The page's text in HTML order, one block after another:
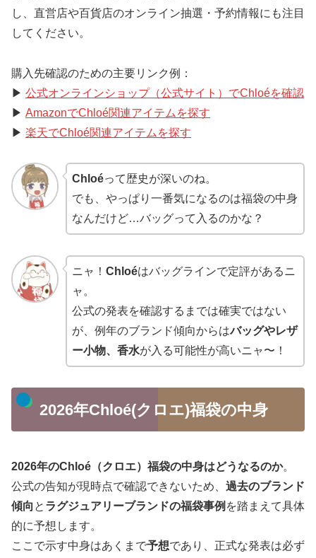
し、直営店や百貨店のオンライン抽選・予約情報にも注目
してください。
購入先確認のための主要リンク例：
▶ 公式オンラインショップ（公式サイト）でChloéを確認
▶ AmazonでChloé関連アイテムを探す
▶ 楽天でChloé関連アイテムを探す
Chloéって歴史が深いのね。
でも、やっぱり一番気になるのは福袋の中身
なんだけど…バッグって入るのかな？
ニャ！ Chloéはバッグラインで定評があるニ
ャ。
公式の発表を確認するまでは確実ではない
が、例年のブランド傾向からはバッグやレザ
ー小物、香水が入る可能性が高いニャ〜！
2026年Chloé(クロエ)福袋の中身
2026年のChloé（クロエ）福袋の中身はどうなるのか。
公式の告知が現時点で確認できないため、 過去のブランド
傾向 と ラグジュアリーブランドの福袋事例 を踏まえて具体
的に予想します。
ここで示す中身はあくまで予想であり、正式な発表は必ず